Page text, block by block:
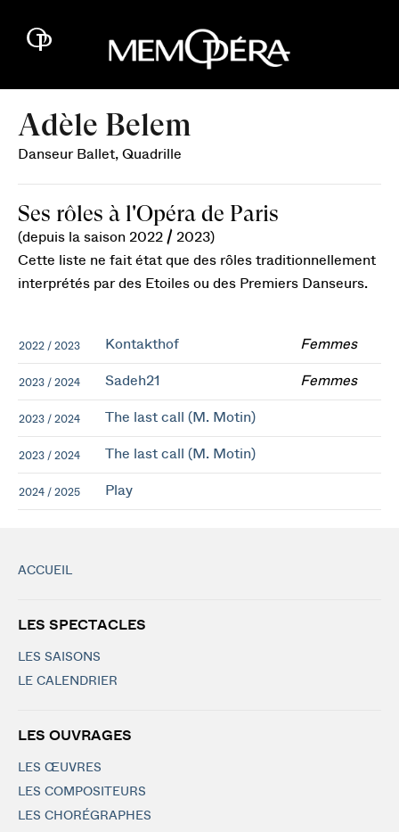
Adèle Belem
Danseur Ballet, Quadrille
Ses rôles à l'Opéra de Paris
(depuis la saison 2022 / 2023)
Cette liste ne fait état que des rôles traditionnellement
interprétés par des Etoiles ou des Premiers Danseurs.
2022 / 2023 Kontakthof Femmes
2023 / 2024 Sadeh21 Femmes
2023 / 2024 The last call (M. Motin)
2023 / 2024 The last call (M. Motin)
2024 / 2025 Play
ACCUEIL
LES SPECTACLES
LES SAISONS
LE CALENDRIER
LES OUVRAGES
LES ŒUVRES
LES COMPOSITEURS
LES CHORÉGRAPHES